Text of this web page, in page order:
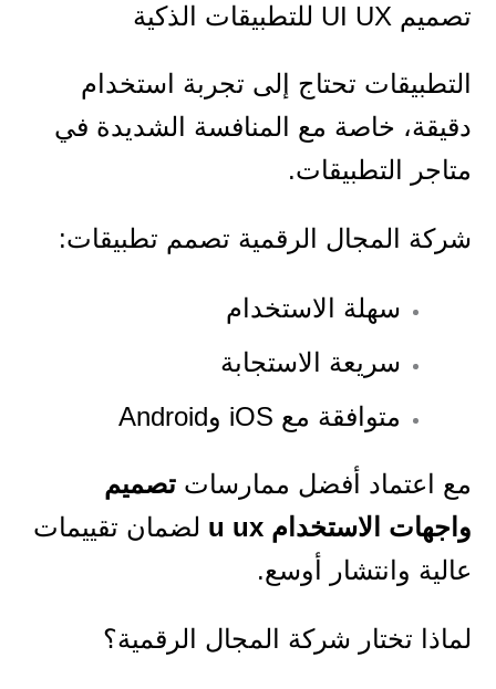
تصميم UI UX للتطبيقات الذكية
التطبيقات تحتاج إلى تجربة استخدام
دقيقة، خاصة مع المنافسة الشديدة في
متاجر التطبيقات.
شركة المجال الرقمية تصمم تطبيقات:
سهلة الاستخدام
سريعة الاستجابة
متوافقة مع iOS وAndroid
مع اعتماد أفضل ممارساتتصميم
واجهات الاستخدام u ux
لضمان تقييمات
عالية وانتشار أوسع.
لماذا تختار شركة المجال الرقمية؟